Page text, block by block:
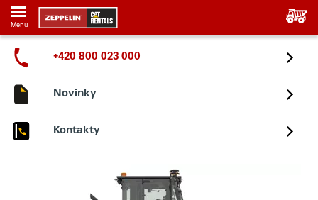
Menu
+420 800 023 000
Novinky
Kontakty